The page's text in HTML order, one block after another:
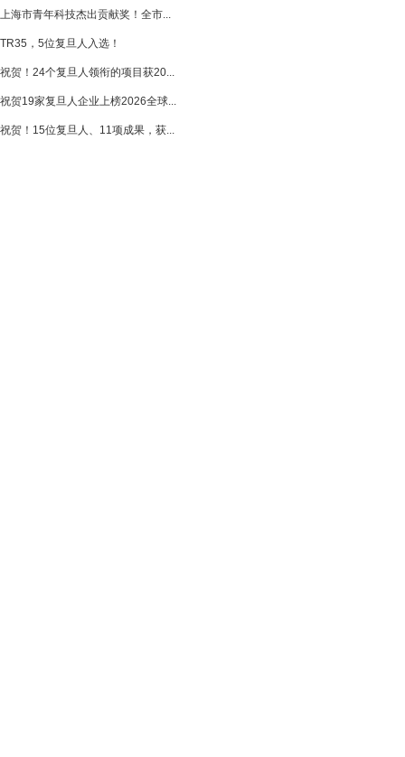
上海市青年科技杰出贡献奖！全市...
TR35，5位复旦人入选！
祝贺！24个复旦人领衔的项目获20...
祝贺19家复旦人企业上榜2026全球...
祝贺！15位复旦人、11项成果，获...